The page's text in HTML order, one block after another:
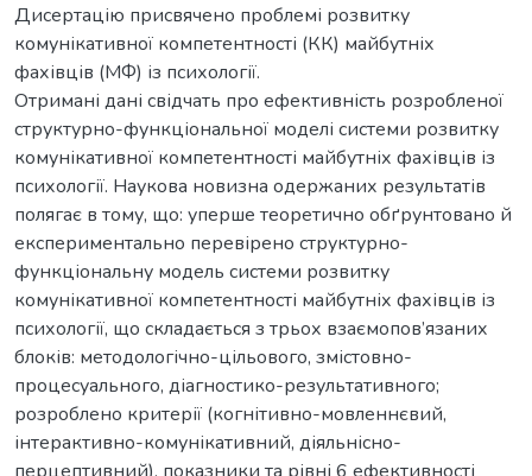
Дисертацію присвячено проблемі розвитку
комунікативної компетентності (КК) майбутніх
фахівців (МФ) із психології.
Отримані дані свідчать про ефективність розробленої
структурно-функціональної моделі системи розвитку
комунікативної компетентності майбутніх фахівців із
психології. Наукова новизна одержаних результатів
полягає в тому, що: уперше теоретично обґрунтовано й
експериментально перевірено структурно-
функціональну модель системи розвитку
комунікативної компетентності майбутніх фахівців із
психології, що складається з трьох взаємопов’язаних
блоків: методологічно-цільового, змістовно-
процесуального, діагностико-результативного;
розроблено критерії (когнітивно-мовленнєвий,
інтерактивно-комунікативний, діяльнісно-